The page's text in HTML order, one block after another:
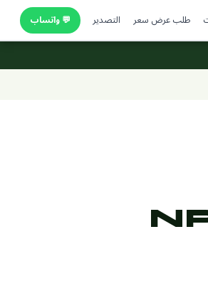
طلب عرض سعر التصدير
💬 واتساب